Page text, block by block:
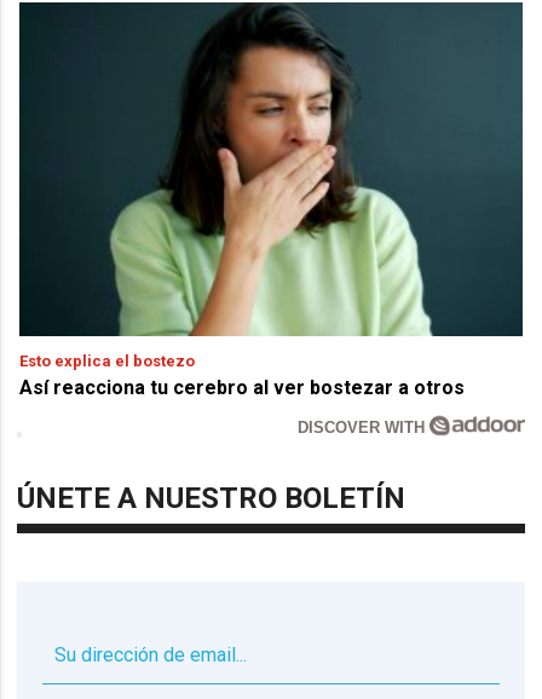
Esto explica el bostezo
Así reacciona tu cerebro al ver bostezar a otros
DISCOVER WITH
ÚNETE A NUESTRO BOLETÍN